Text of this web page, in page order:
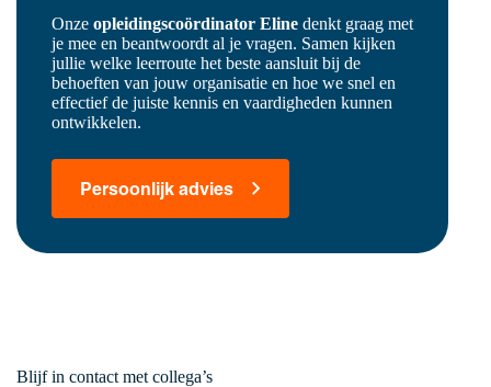
Onze opleidingscoördinator Elinedenkt graag met
je mee en beantwoordt al je vragen. Samen kijken
jullie welke leerroute het beste aansluit bij de
behoeften van jouw organisatie en hoe we snel en
effectief de juiste kennis en vaardigheden kunnen
ontwikkelen.
Persoonlijk advies
Blijf in contact met collega’s